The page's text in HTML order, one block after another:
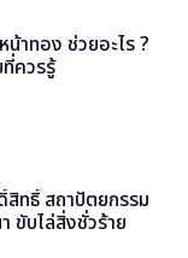
าทอง ช่วยอะไร ?
ควรรู้
ทธิ์ สถาปัตยกรรม
ขับไล่สิ่งชั่วร้าย